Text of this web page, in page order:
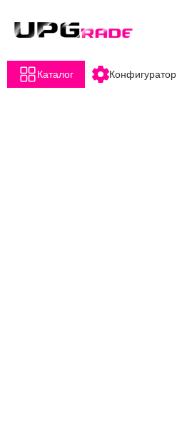
Каталог Конфигуратор